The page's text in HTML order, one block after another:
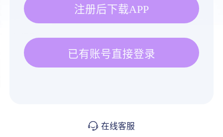
注册后下载APP
已有账号直接登录
在线客服